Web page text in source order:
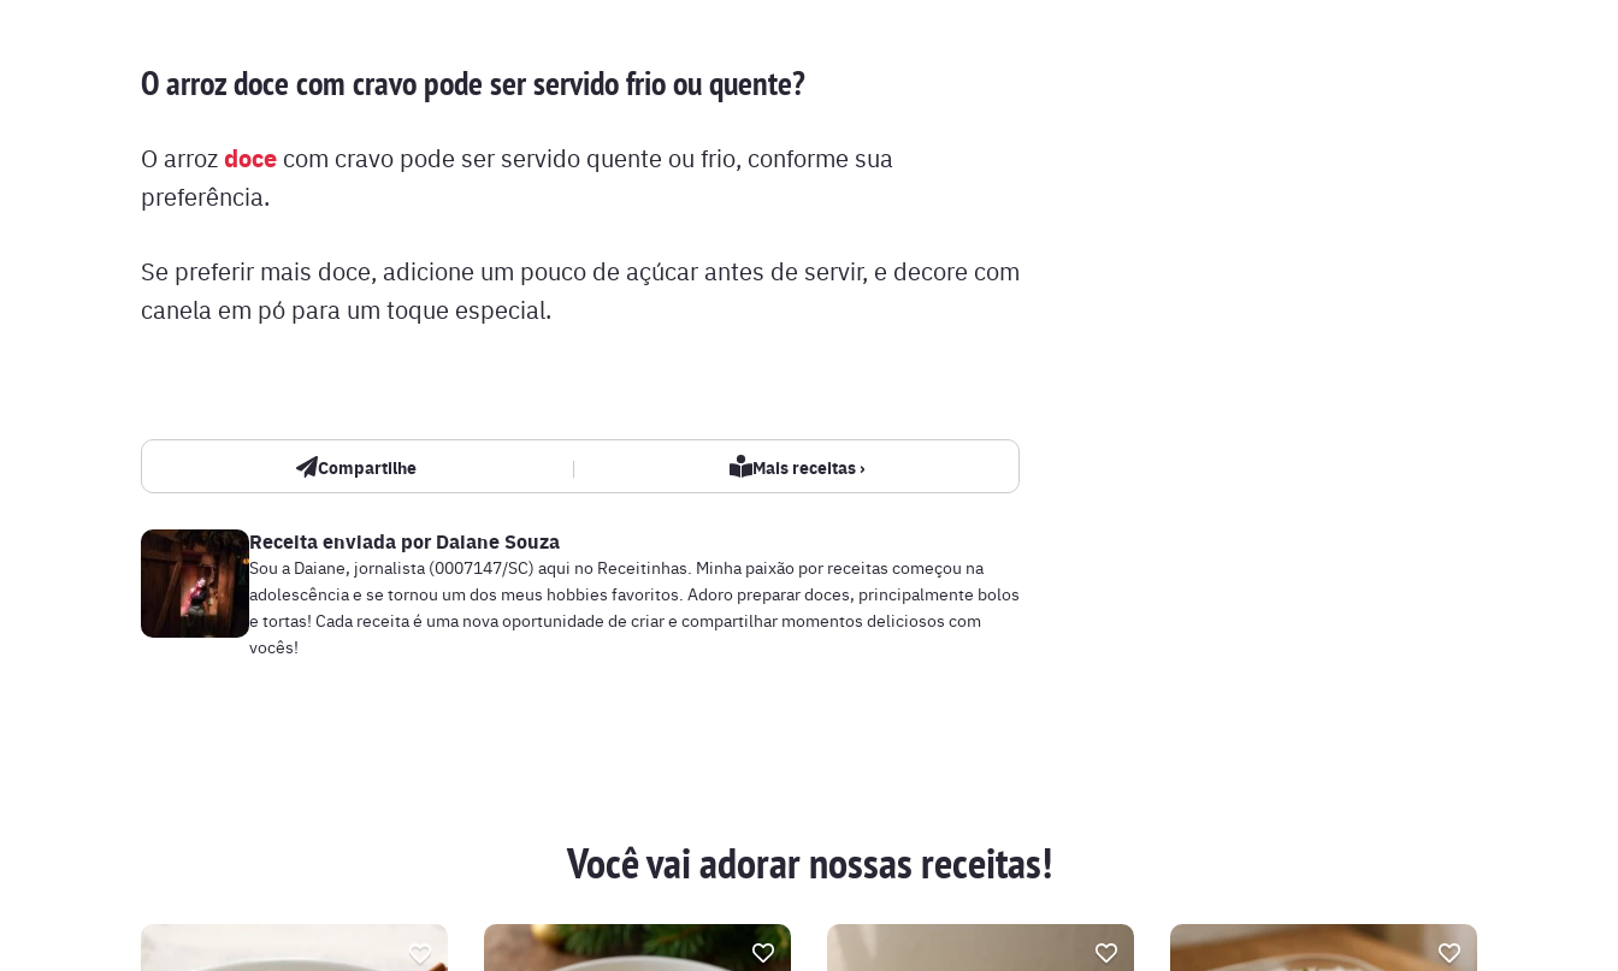
O arroz doce com cravo pode ser servido frio ou quente?
O arrozdoce com cravo pode ser servido quente ou frio, conforme sua
preferência.
Se preferir mais doce, adicione um pouco de açúcar antes de servir, e decore com
canela em pó para um toque especial.
Compartilhe | Mais receitas ›
Receita enviada porDaiane Souza
Sou a Daiane, jornalista (0007147/SC) aqui no Receitinhas. Minha paixão por receitas começou na
adolescência e se tornou um dos meus hobbies favoritos. Adoro preparar doces, principalmente bolos
e tortas! Cada receita é uma nova oportunidade de criar e compartilhar momentos deliciosos com
vocês!
Você vai adorar nossas receitas!